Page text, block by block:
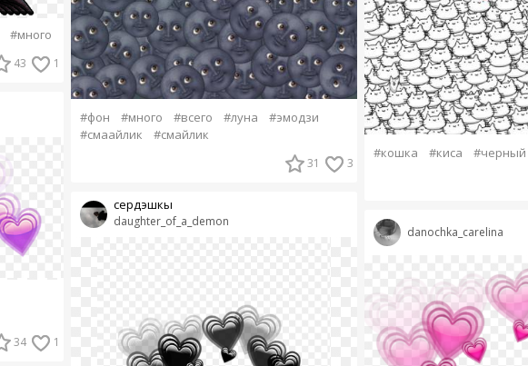
#много
43 1
34 1
#фон #много #всего #луна
#эмодзи
#смаайлик
#смайлик
31 3
daughter_of_a_demon
сердэшкы
#кошка #киса #черный
danochka_carelina